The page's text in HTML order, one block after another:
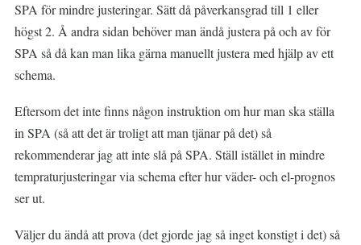
SPA för mindre justeringar. Sätt då påverkansgrad till 1 eller
högst 2. Å andra sidan behöver man ändå justera på och av för
SPA så då kan man lika gärna manuellt justera med hjälp av ett
schema.
Eftersom det inte finns någon instruktion om hur man ska ställa
in SPA (så att det är troligt att man tjänar på det) så
rekommenderar jag att inte slå på SPA. Ställ istället in mindre
tempraturjusteringar via schema efter hur väder- och el-prognos
ser ut.
Väljer du ändå att prova (det gjorde jag så inget konstigt i det) så